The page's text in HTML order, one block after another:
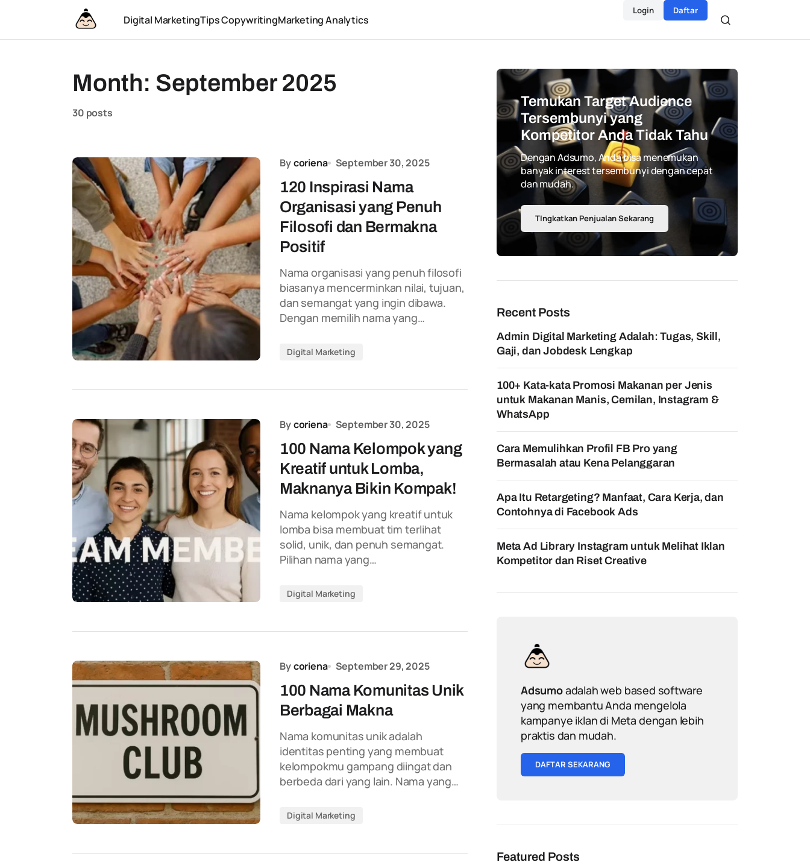
Digital MarketingTips CopywritingMarketing Analytics
Login Daftar
Month: September 2025
30 posts
Bycoriena September 30, 2025
120 Inspirasi Nama
Organisasi yang Penuh
Filosofi dan Bermakna
Positif
Nama organisasi yang penuh filosofi
biasanya mencerminkan nilai, tujuan,
dan semangat yang ingin dibawa.
Dengan memilih nama yang…
Digital Marketing
Bycoriena September 30, 2025
100 Nama Kelompok yang
Kreatif untuk Lomba,
Maknanya Bikin Kompak!
Nama kelompok yang kreatif untuk
lomba bisa membuat tim terlihat
solid, unik, dan penuh semangat.
Pilihan nama yang…
Digital Marketing
Bycoriena September 29, 2025
100 Nama Komunitas Unik
Berbagai Makna
Nama komunitas unik adalah
identitas penting yang membuat
kelompokmu gampang diingat dan
berbeda dari yang lain. Nama yang…
Digital Marketing
Temukan Target Audience
Tersembunyi yang
Kompetitor Anda Tidak Tahu
Dengan Adsumo, Anda bisa menemukan
banyak interest tersembunyi dengan cepat
dan mudah.
TIngkatkan Penjualan Sekarang
Recent Posts
Admin Digital Marketing Adalah: Tugas, Skill,
Gaji, dan Jobdesk Lengkap
100+ Kata-kata Promosi Makanan per Jenis
untuk Makanan Manis, Cemilan, Instagram &
WhatsApp
Cara Memulihkan Profil FB Pro yang
Bermasalah atau Kena Pelanggaran
Apa Itu Retargeting? Manfaat, Cara Kerja, dan
Contohnya di Facebook Ads
Meta Ad Library Instagram untuk Melihat Iklan
Kompetitor dan Riset Creative
Adsumoadalah web based software
yang membantu Anda mengelola
kampanye iklan di Meta dengan lebih
praktis dan mudah.
DAFTAR SEKARANG
Featured Posts